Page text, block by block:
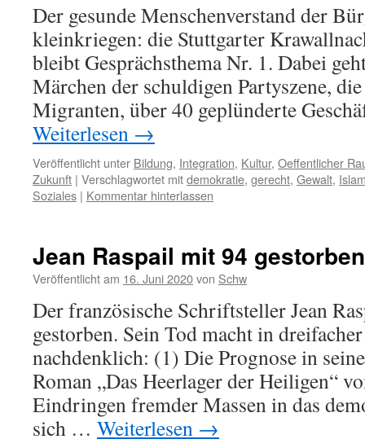
Der gesunde Menschenverstand der
kleinkriegen: die Stuttgarter
bleibt Gesprächsthema Nr. 1. Dabei
Märchen der schuldigen Partyszene,
Migranten, über 40 geplünderte
Weiterlesen →
Veröffentlicht unter Bildung, Integration, Kultur, Oeffentlicher
Zukunft | Verschlagwortet mitdemokratie, gerecht, Gewalt,
Soziales | Kommentar hinterlassen
Jean Raspail mit 94 gestorben
Veröffentlicht am 16. Juni 2020von Schw
Der französische Schriftsteller Jean
gestorben. Sein Tod macht in
nachdenklich: (1) Die Prognose in
Roman „Das Heerlager der Heiligen“
Eindringen fremder Massen in das
sich … Weiterlesen →